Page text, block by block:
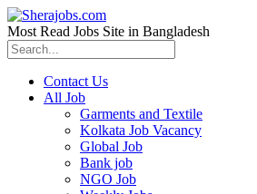
Most Read Jobs Site in Bangladesh
Contact Us
All Job
Garments and Textile
Kolkata Job Vacancy
Global Job
Bank job
NGO Job